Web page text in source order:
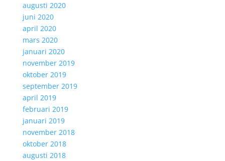
augusti 2020
juni 2020
april 2020
mars 2020
januari 2020
november 2019
oktober 2019
september 2019
april 2019
februari 2019
januari 2019
november 2018
oktober 2018
augusti 2018